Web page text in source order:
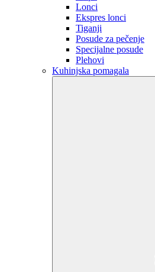
Lonci
Ekspres lonci
Tiganji
Posude za pečenje
Specijalne posude
Plehovi
Kuhinjska pomagala